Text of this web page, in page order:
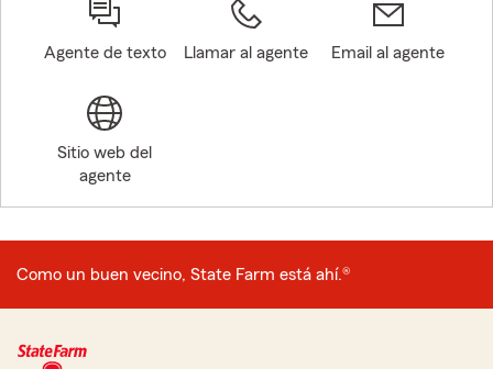
Agente de texto Llamar al agente Email al agente
Sitio web del
agente
Como un buen vecino, State Farm está ahí.®